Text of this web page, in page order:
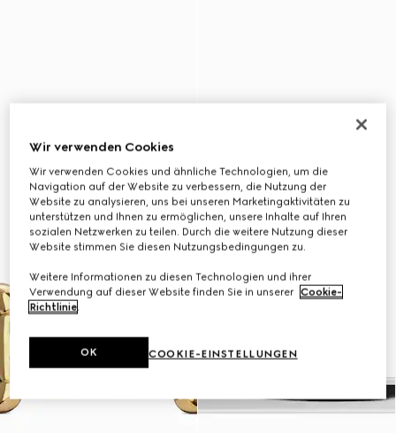
Wir verwenden Cookies
Wir verwenden Cookies und ähnliche Technologien, um die
Navigation auf der Website zu verbessern, die Nutzung der
Website zu analysieren, uns bei unseren Marketingaktivitäten zu
unterstützen und Ihnen zu ermöglichen, unsere Inhalte auf Ihren
sozialen Netzwerken zu teilen. Durch die weitere Nutzung dieser
Website stimmen Sie diesen Nutzungsbedingungen zu.
Weitere Informationen zu diesen Technologien und ihrer
Verwendung auf dieser Website finden Sie in unserer Cookie-
Richtlinie.
COOKIE-EINSTELLUNGEN
OK